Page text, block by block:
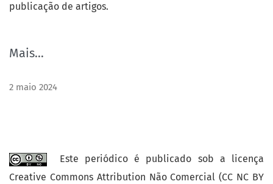
publicação de artigos.
Mais…
2 maio 2024
Este periódico é publicado sob a licença
Creative Commons Attribution Não Comercial (CC NC BY